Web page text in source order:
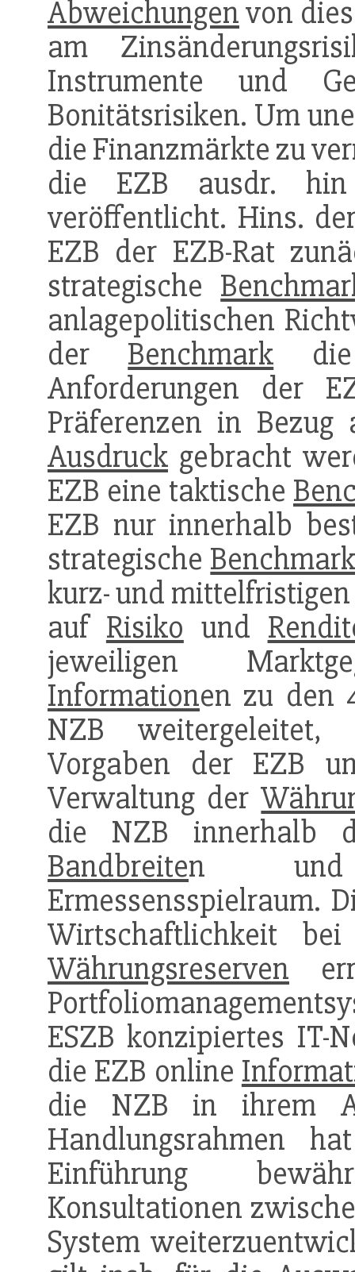
Abweichungenvon
am
Instrumente und
Bonitätsrisiken. Um
die Finanzmärkte zu
die EZB ausdr.
veröffentlicht. Hins.
EZB der EZB-Rat
strategische
anlagepolitischen
der Benchmark die
Anforderungen der
Präferenzen in
Ausdruck gebracht
EZB eine taktische
EZB nur innerhalb
strategische
kurz- und mittelfristigen
auf Risiko und
jeweiligen
Informationen zu den
NZB weitergeleitet,
Vorgaben der EZB
Verwaltung der
die NZB innerhalb
Bandbreiten
Ermessensspielraum.
Wirtschaftlichkeit
Währungsreserven
ESZB konzipiertes IT-
die EZB online
die NZB in ihrem
Handlungsrahmen
Einführung
Konsultationen
System